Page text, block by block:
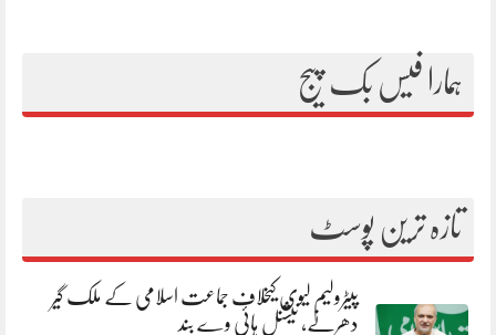
ہمارا فیس بک پیج
تازہ ترین پوسٹ
پیٹرولیم لیوی کیخلاف جماعت اسلامی کے ملک گیر
دھرنے، نیشنل ہائی وے بند